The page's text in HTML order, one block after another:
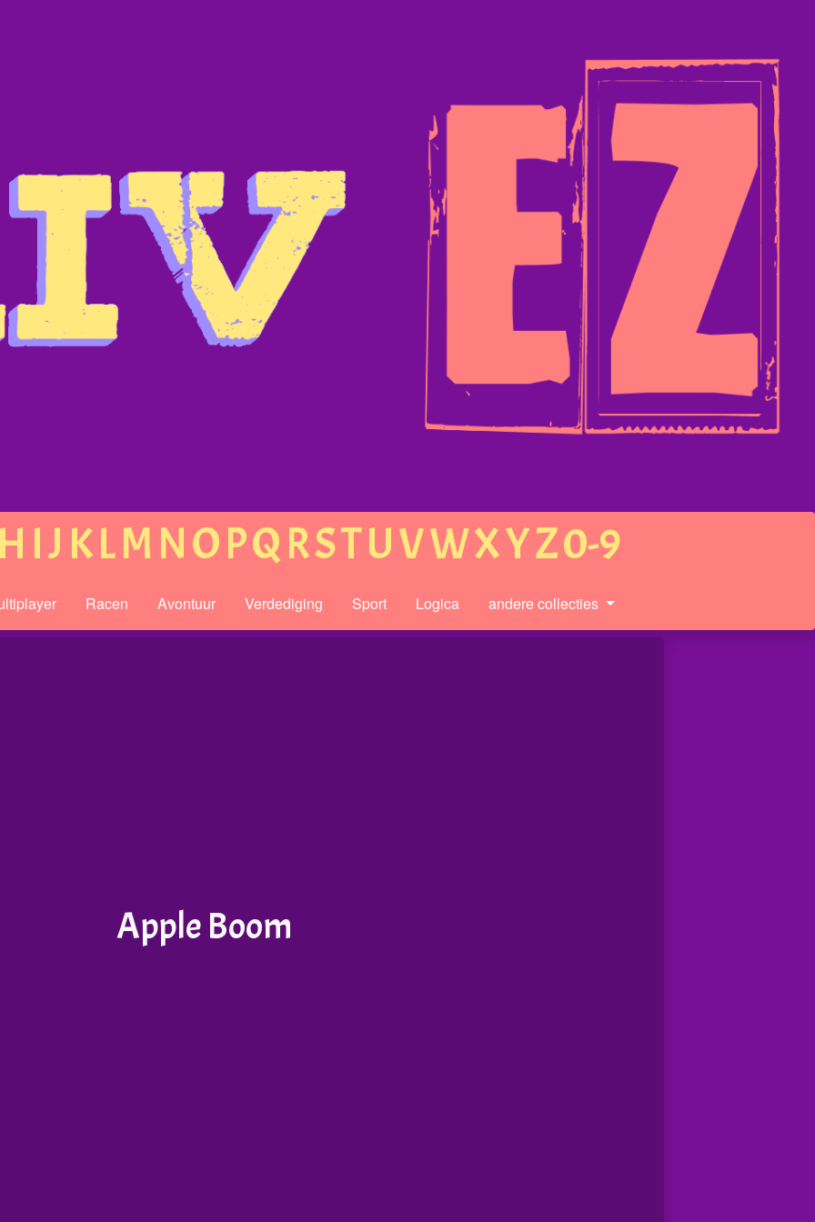
IJ KLMNOPQRSTUVWXYZ0-9
Racen Avontuur Verdediging Sport Logica andere collecties
Apple Boom